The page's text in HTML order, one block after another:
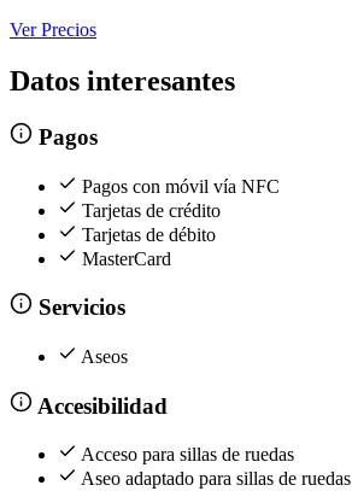
Ver Precios
Datos interesantes
Pagos
Pagos con móvil vía NFC
Tarjetas de crédito
Tarjetas de débito
MasterCard
Servicios
Aseos
Accesibilidad
Acceso para sillas de ruedas
Aseo adaptado para sillas de ruedas